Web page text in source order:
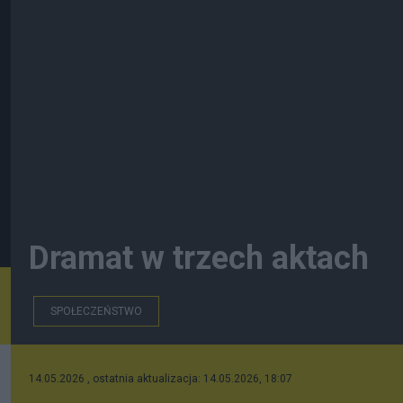
Dramat w trzech aktach
SPOŁECZEŃSTWO
14.05.2026 , ostatnia aktualizacja: 14.05.2026, 18:07